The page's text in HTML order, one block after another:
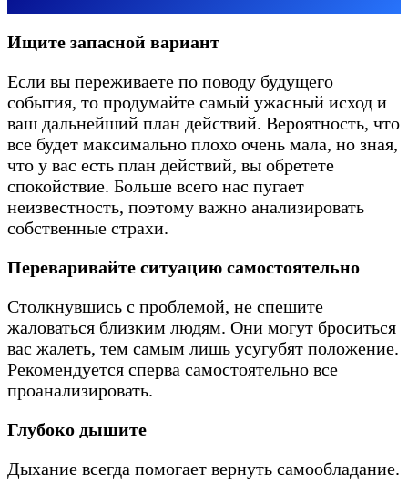
Ищите запасной вариант
Если вы переживаете по поводу будущего
события, то продумайте самый ужасный исход и
ваш дальнейший план действий. Вероятность, что
все будет максимально плохо очень мала, но зная,
что у вас есть план действий, вы обретете
спокойствие. Больше всего нас пугает
неизвестность, поэтому важно анализировать
собственные страхи.
Переваривайте ситуацию самостоятельно
Столкнувшись с проблемой, не спешите
жаловаться близким людям. Они могут броситься
вас жалеть, тем самым лишь усугубят положение.
Рекомендуется сперва самостоятельно все
проанализировать.
Глубоко дышите
Дыхание всегда помогает вернуть самообладание.